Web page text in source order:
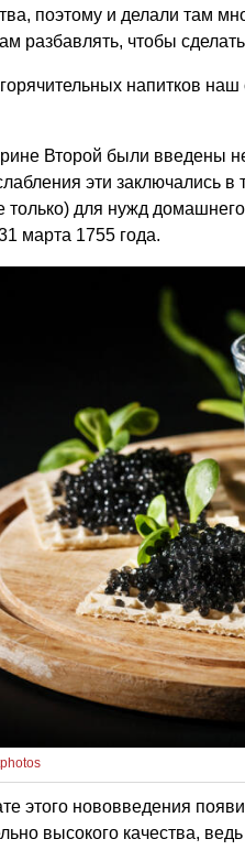
поэтому и делали там
разбавлять, чтобы
горячительных напитков
Второй были введены
эти заключались
только) для нужд
марта 1755 года.
этого нововведения
высокого качества,